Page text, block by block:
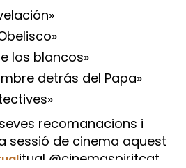
los blancos»
detrás del Papa»
recomanacions i
sessió de cinema aquest
itual @cinemaspiritcat